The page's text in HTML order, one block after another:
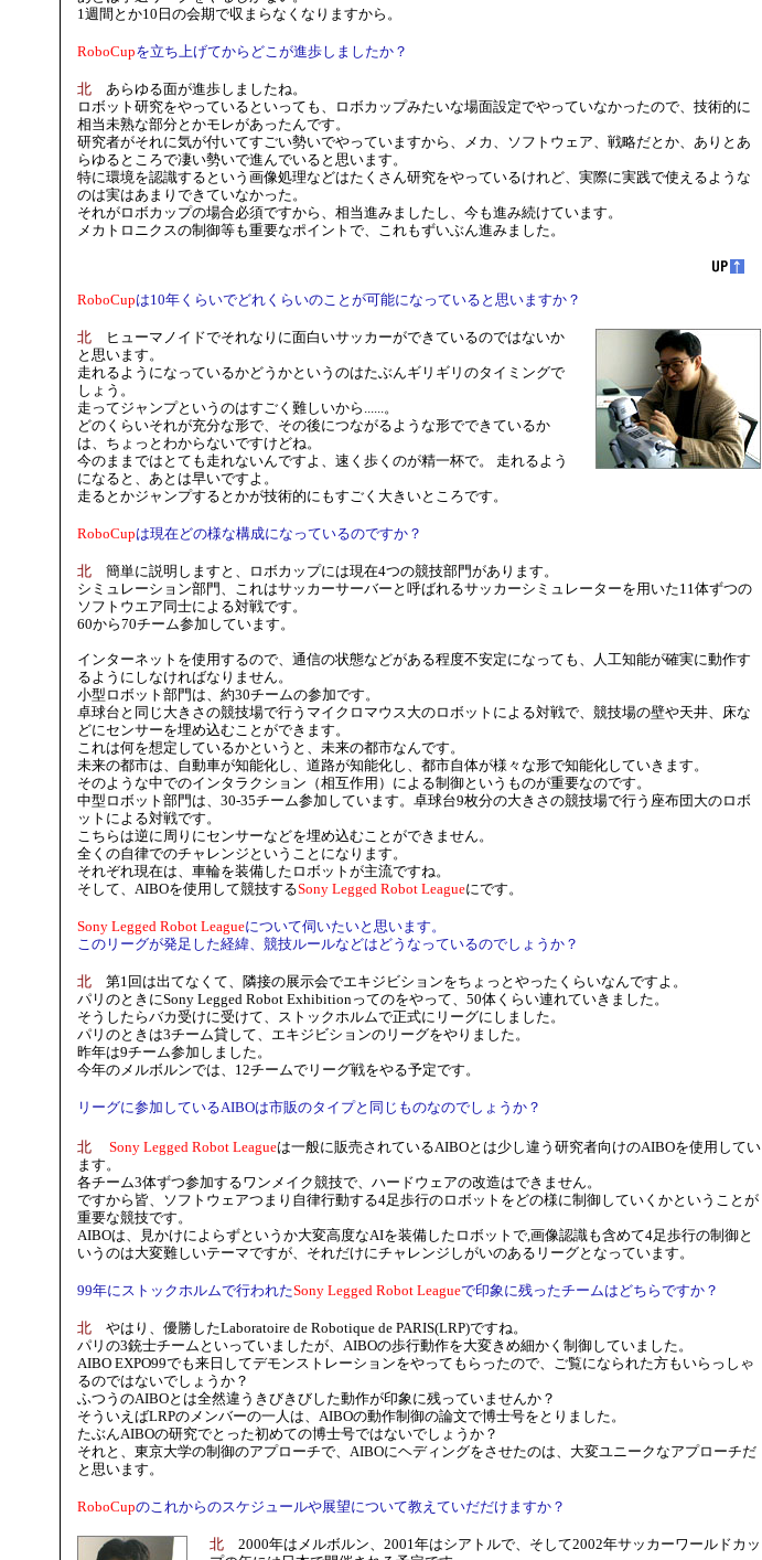
1週間とか10日の会期で収まらなくなりますから。
RoboCupを立ち上げてからどこが進歩しましたか？
北 あらゆる面が進歩しましたね。
ロボット研究をやっているといっても、ロボカップみたいな場面設定でやっていなかったので、技術的に
相当未熟な部分とかモレがあったんです。
研究者がそれに気が付いてすごい勢いでやっていますから、メカ、ソフトウェア、戦略だとか、ありとあ
らゆるところで凄い勢いで進んでいると思います。
特に環境を認識するという画像処理などはたくさん研究をやっているけれど、実際に実践で使えるような
のは実はあまりできていなかった。
それがロボカップの場合必須ですから、相当進みましたし、今も進み続けています。
メカトロニクスの制御等も重要なポイントで、これもずいぶん進みました。
RoboCupは10年くらいでどれくらいのことが可能になっていると思いますか？
北 ヒューマノイドでそれなりに面白いサッカーができているのではないか
と思います。
走れるようになっているかどうかというのはたぶんギリギリのタイミングで
しょう。
走ってジャンプというのはすごく難しいから......。
どのくらいそれが充分な形で、その後につながるような形でできているか
は、ちょっとわからないですけどね。
今のままではとても走れないんですよ、速く歩くのが精一杯で。 走れるよう
になると、あとは早いですよ。
走るとかジャンプするとかが技術的にもすごく大きいところです。
RoboCupは現在どの様な構成になっているのですか？
北 簡単に説明しますと、ロボカップには現在4つの競技部門があります。
シミュレーション部門、これはサッカーサーバーと呼ばれるサッカーシミュレーターを用いた11体ずつの
ソフトウエア同士による対戦です。
60から70チーム参加しています。
インターネットを使用するので、通信の状態などがある程度不安定になっても、人工知能が確実に動作す
るようにしなければなりません。
小型ロボット部門は、約30チームの参加です。
卓球台と同じ大きさの競技場で行うマイクロマウス大のロボットによる対戦で、競技場の壁や天井、床な
どにセンサーを埋め込むことができます。
これは何を想定しているかというと、未来の都市なんです。
未来の都市は、自動車が知能化し、道路が知能化し、都市自体が様々な形で知能化していきます。
そのような中でのインタラクション（相互作用）による制御というものが重要なのです。
中型ロボット部門は、30-35チーム参加しています。卓球台9枚分の大きさの競技場で行う座布団大のロボ
ットによる対戦です。
こちらは逆に周りにセンサーなどを埋め込むことができません。
全くの自律でのチャレンジということになります。
それぞれ現在は、車輪を装備したロボットが主流ですね。
そして、AIBOを使用して競技するSony Legged Robot Leagueにです。
Sony Legged Robot Leagueについて伺いたいと思います。
このリーグが発足した経緯、競技ルールなどはどうなっているのでしょうか？
北 第1回は出てなくて、隣接の展示会でエキジビションをちょっとやったくらいなんですよ。
パリのときにSony Legged Robot Exhibitionってのをやって、50体くらい連れていきました。
そうしたらバカ受けに受けて、ストックホルムで正式にリーグにしました。
パリのときは3チーム貸して、エキジビションのリーグをやりました。
昨年は9チーム参加しました。
今年のメルボルンでは、12チームでリーグ戦をやる予定です。
リーグに参加しているAIBOは市販のタイプと同じものなのでしょうか？
北 Sony Legged Robot Leagueは一般に販売されているAIBOとは少し違う研究者向けのAIBOを使用してい
ます。
各チーム3体ずつ参加するワンメイク競技で、ハードウェアの改造はできません。
ですから皆、ソフトウェアつまり自律行動する4足歩行のロボットをどの様に制御していくかということが
重要な競技です。
AIBOは、見かけによらずというか大変高度なAIを装備したロボットで,画像認識も含めて4足歩行の制御と
いうのは大変難しいテーマですが、それだけにチャレンジしがいのあるリーグとなっています。
99年にストックホルムで行われたSony Legged Robot Leagueで印象に残ったチームはどちらですか？
北 やはり、優勝したLaboratoire de Robotique de PARIS(LRP)ですね。
パリの3銃士チームといっていましたが、AIBOの歩行動作を大変きめ細かく制御していました。
AIBO EXPO99でも来日してデモンストレーションをやってもらったので、ご覧になられた方もいらっしゃ
るのではないでしょうか？
ふつうのAIBOとは全然違うきびきびした動作が印象に残っていませんか？
そういえばLRPのメンバーの一人は、AIBOの動作制御の論文で博士号をとりました。
たぶんAIBOの研究でとった初めての博士号ではないでしょうか？
それと、東京大学の制御のアプローチで、AIBOにヘディングをさせたのは、大変ユニークなアプローチだ
と思います。
RoboCupのこれからのスケジュールや展望について教えていだだけますか？
北 2000年はメルボルン、2001年はシアトルで、そして2002年サッカーワールドカッ